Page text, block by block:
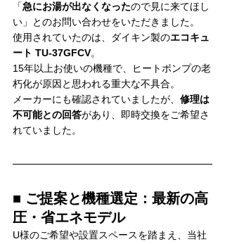
「急にお湯が出なくなったので見に来てほし
い」とのお問い合わせをいただきました。
使用されていたのは、ダイキン製のエコキュ
ート TU-37GFCV。
15年以上お使いの機種で、ヒートポンプの老
朽化が原因と思われる重大な不具合。
メーカーにも確認されていましたが、 修理は
不可能との回答があり、即時交換をご希望さ
れていました。
■ ご提案と機種選定：最新の高
圧・省エネモデル
U様のご希望や設置スペースを踏まえ、当社